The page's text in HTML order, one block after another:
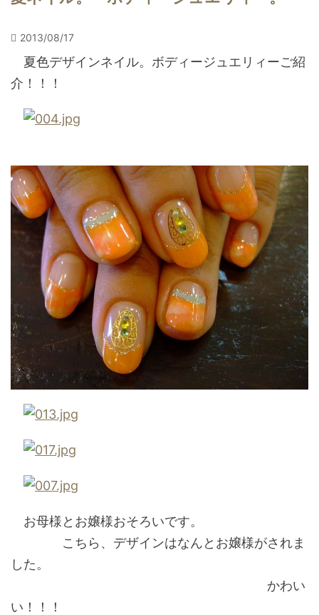
2013/08/17
夏色デザインネイル。ボディージュエリィーご紹
介！！！
お母様とお嬢様おそろいです。
こちら、デザインはなんとお嬢様がされま
した。
かわい
い！！！